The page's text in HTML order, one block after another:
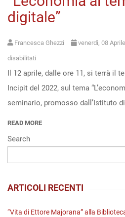
Open
digitale”
Francesca Ghezzi venerdì, 08
disabilitati
I
seminari
di
“L’economia
al
del
Il 12 aprile, dalle ore 11, si terrà il
Incipit del 2022, sul tema
seminario, promosso dall’Istituto
READ MORE
Search
ARTICOLI RECENTI
“Vita di Ettore Majorana” alla